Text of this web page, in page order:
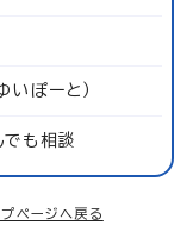
いぽーと）
も相談
プページへ戻る